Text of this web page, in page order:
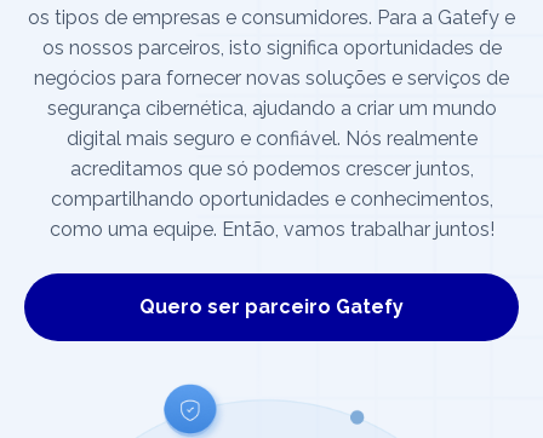
os tipos de empresas e consumidores. Para a Gatefy e
os nossos parceiros, isto significa oportunidades de
negócios para fornecer novas soluções e serviços de
segurança cibernética, ajudando a criar um mundo
digital mais seguro e confiável. Nós realmente
acreditamos que só podemos crescer juntos,
compartilhando oportunidades e conhecimentos,
como uma equipe. Então, vamos trabalhar juntos!
Quero ser parceiro Gatefy